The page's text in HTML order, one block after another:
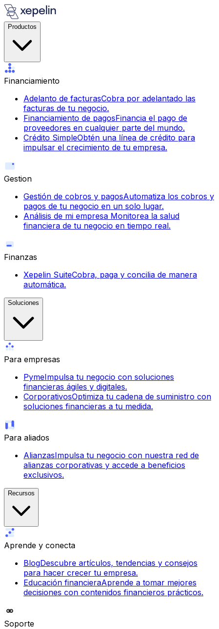
Productos
Financiamiento
Adelanto de facturasCobra por adelantado las
facturas de tu negocio.
Financiamiento de pagosFinancia el pago de
proveedores en cualquier parte del mundo.
Crédito SimpleObtén una línea de crédito para
impulsar el crecimiento de tu empresa.
Gestion
Gestión de cobros y pagosAutomatiza los cobros y
pagos de tu negocio en un solo lugar.
Análisis de mi empresa Monitorea la salud
financiera de tu negocio en tiempo real.
Finanzas
Xepelin SuiteCobra, paga y concilia de manera
automática.
Soluciones
Para empresas
PymeImpulsa tu negocio con soluciones
financieras ágiles y digitales.
CorporativosOptimiza tu cadena de suministro con
soluciones financieras a tu medida.
Para aliados
AlianzasImpulsa tu negocio con nuestra red de
alianzas corporativas y accede a beneficios
exclusivos.
Recursos
Aprende y conecta
BlogDescubre artículos, tendencias y consejos
para hacer crecer tu empresa.
Educación financieraAprende a tomar mejores
decisiones con contenidos financieros prácticos.
Soporte